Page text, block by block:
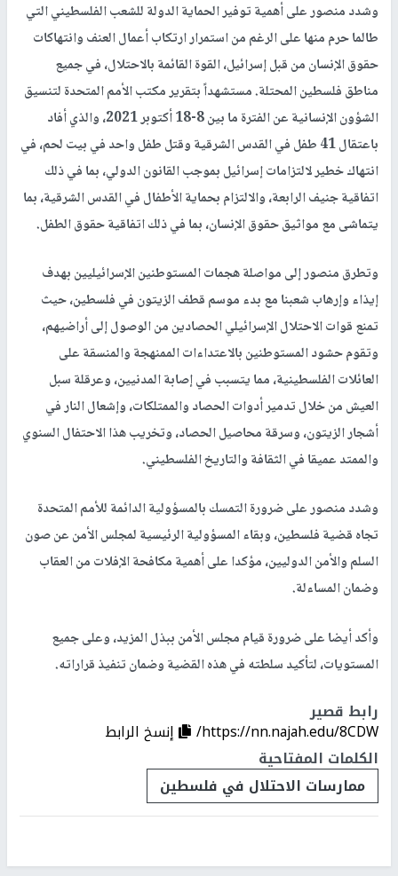
وشدد منصور على أهمية توفير الحماية الدولة للشعب الفلسطيني التي
طالما حرم منها على الرغم من استمرار ارتكاب أعمال العنف وانتهاكات
حقوق الإنسان من قبل إسرائيل، القوة القائمة بالاحتلال، في جميع
مناطق فلسطين المحتلة. مستشهداً بتقرير مكتب الأمم المتحدة لتنسيق
الشؤون الإنسانية عن الفترة ما بين 8-18 أكتوبر 2021، والذي أفاد
باعتقال 41 طفل في القدس الشرقية وقتل طفل واحد في بيت لحم، في
انتهاك خطير لالتزامات إسرائيل بموجب القانون الدولي، بما في ذلك
اتفاقية جنيف الرابعة، والالتزام بحماية الأطفال في القدس الشرقية، بما
يتماشى مع مواثيق حقوق الإنسان، بما في ذلك اتفاقية حقوق الطفل.
وتطرق منصور إلى مواصلة هجمات المستوطنين الإسرائيليين بهدف
إيذاء وإرهاب شعبنا مع بدء موسم قطف الزيتون في فلسطين، حيث
تمنع قوات الاحتلال الإسرائيلي الحصادين من الوصول إلى أراضيهم،
وتقوم حشود المستوطنين بالاعتداءات الممنهجة والمنسقة على
العائلات الفلسطينية، مما يتسبب في إصابة المدنيين، وعرقلة سبل
العيش من خلال تدمير أدوات الحصاد والممتلكات، وإشعال النار في
أشجار الزيتون، وسرقة محاصيل الحصاد، وتخريب هذا الاحتفال السنوي
والممتد عميقا في الثقافة والتاريخ الفلسطيني.
وشدد منصور على ضرورة التمسك بالمسؤولية الدائمة للأمم المتحدة
تجاه قضية فلسطين، وبقاء المسؤولية الرئيسية لمجلس الأمن عن صون
السلم والأمن الدوليين، مؤكدا على أهمية مكافحة الإفلات من العقاب
وضمان المساءلة.
وأكد أيضا على ضرورة قيام مجلس الأمن ببذل المزيد، وعلى جميع
المستويات، لتأكيد سلطته في هذه القضية وضمان تنفيذ قراراته.
رابط قصير
https://nn.najah.edu/8CDW/
إنسخ الرابط
الكلمات المفتاحية
ممارسات الاحتلال في فلسطين